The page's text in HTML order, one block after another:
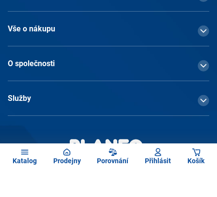
Katalog Prodejny Porovnání Přihlásit Košík
Vše o nákupu
O společnosti
Služby